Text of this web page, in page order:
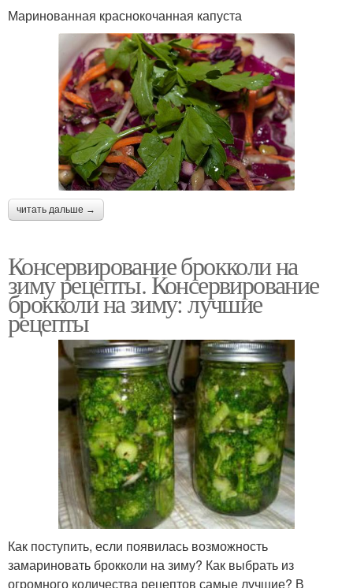
Маринованная краснокочанная капуста
читать дальше →
Консервирование брокколи на
зиму рецепты. Консервирование
брокколи на зиму: лучшие
рецепты
Как поступить, если появилась возможность
замариновать брокколи на зиму? Как выбрать из
огромного количества рецептов самые лучшие? В